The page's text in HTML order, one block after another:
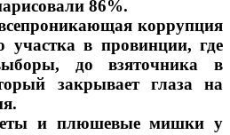
86%.
коррупция
участка в провинции, где
до взяточника в
закрывает глаза на
и плюшевые мишки у